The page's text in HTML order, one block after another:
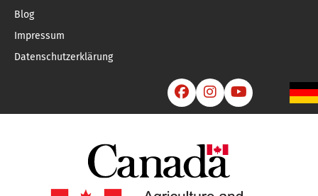
Blog
Impressum
Datenschutzerklärung
  